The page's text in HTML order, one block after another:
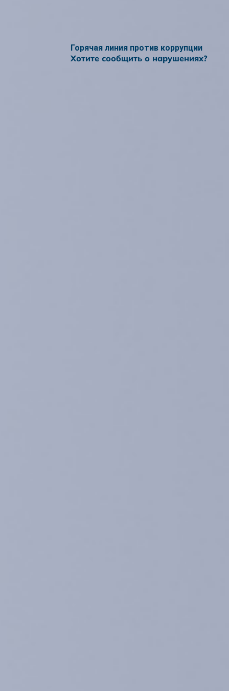
Горячая линия против коррупции
Хотите сообщить о нарушениях?